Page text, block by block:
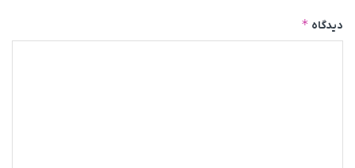
دیدگاه *